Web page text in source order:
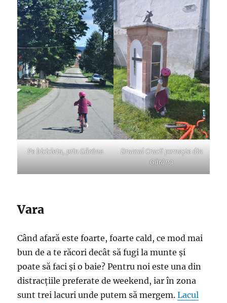
Pe bicicleta, prin Gărâna
Drumul Crucii pornește din
Gărâna
Vara
Când afară este foarte, foarte cald, ce mod mai
bun de a te răcori decât să fugi la munte și
poate să faci și o baie? Pentru noi este una din
distracțiile preferate de weekend, iar în zona
sunt trei lacuri unde putem să mergem.Lacul